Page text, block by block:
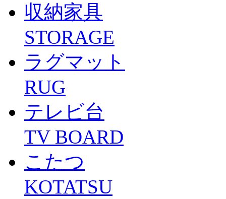
収納家具
STORAGE
ラグマット
RUG
テレビ台
TV BOARD
こたつ
KOTATSU